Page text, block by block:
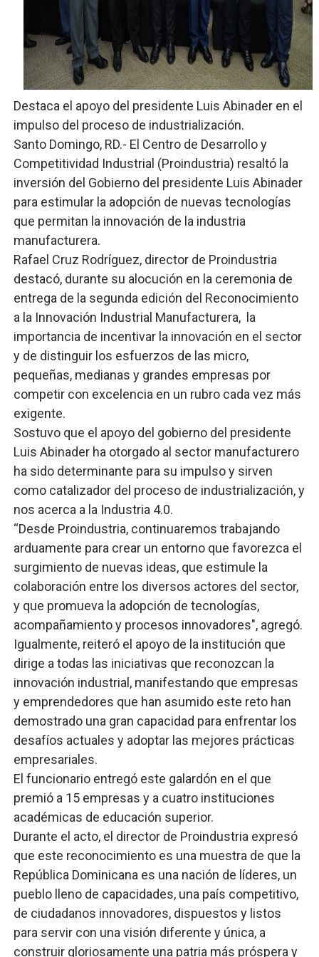
Lee Ballester a los que se forman como agentes
Operativo Interinstitucional “Compromiso Ambiental
Trabajadores de la prensa y Obispado de la
Ministerio de Cultura anuncia ganadores de Premios
Más de 180 dirigentes sindicales de las Américas se
Restaurante Amigos es reconocido por sus cuatro
Destaca el apoyo del presidente Luis Abinader en el
impulso del proceso de industrialización.
Santo Domingo, RD.- El Centro de Desarrollo y
Competitividad Industrial (Proindustria) resaltó la
inversión del Gobierno del presidente Luis Abinader
para estimular la adopción de nuevas tecnologías
que permitan la innovación de la industria
manufacturera.
Rafael Cruz Rodríguez, director de Proindustria
destacó, durante su alocución en la ceremonia de
entrega de la segunda edición del Reconocimiento
a la Innovación Industrial Manufacturera, la
importancia de incentivar la innovación en el sector
y de distinguir los esfuerzos de las micro,
pequeñas, medianas y grandes empresas por
competir con excelencia en un rubro cada vez más
exigente.
Sostuvo que el apoyo del gobierno del presidente
Luis Abinader ha otorgado al sector manufacturero
ha sido determinante para su impulso y sirven
como catalizador del proceso de industrialización, y
nos acerca a la Industria 4.0.
“Desde Proindustria, continuaremos trabajando
arduamente para crear un entorno que favorezca el
surgimiento de nuevas ideas, que estimule la
colaboración entre los diversos actores del sector,
y que promueva la adopción de tecnologías,
acompañamiento y procesos innovadores", agregó.
Igualmente, reiteró el apoyo de la institución que
dirige a todas las iniciativas que reconozcan la
innovación industrial, manifestando que empresas
y emprendedores que han asumido este reto han
demostrado una gran capacidad para enfrentar los
desafíos actuales y adoptar las mejores prácticas
empresariales.
El funcionario entregó este galardón en el que
premió a 15 empresas y a cuatro instituciones
académicas de educación superior.
Durante el acto, el director de Proindustria expresó
que este reconocimiento es una muestra de que la
República Dominicana es una nación de líderes, un
pueblo lleno de capacidades, una país competitivo,
de ciudadanos innovadores, dispuestos y listos
para servir con una visión diferente y única, a
construir gloriosamente una patria más próspera y